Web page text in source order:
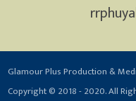
Glamour Plus Production &
Copyright © 2018 - 2020. All